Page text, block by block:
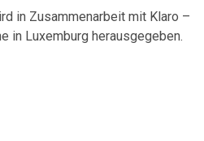
in Zusammenarbeit mit Klaro –
in Luxemburg herausgegeben.